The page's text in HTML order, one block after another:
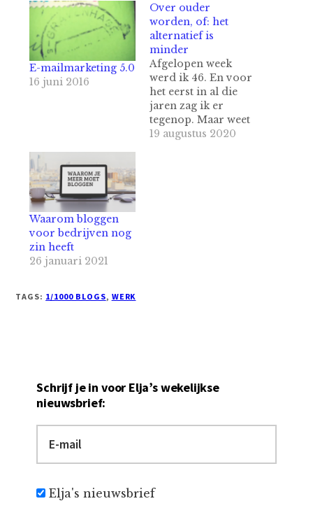
E-mailmarketing 5.0
16 juni 2016
Over ouder
worden, of: het
alternatief is
minder
Afgelopen week
werd ik 46. En voor
het eerst in al die
jaren zag ik er
tegenop. Maar weet
je wat het is? Het
19 augustus 2020
Waarom bloggen
voor bedrijven nog
zin heeft
26 januari 2021
TAGS: 1/1000 BLOGS, WERK
Schrijf je in voor Elja’s wekelijkse
nieuwsbrief:
Elja's nieuwsbrief